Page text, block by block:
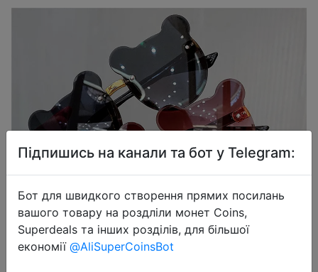
Підпишись на канали та бот у Telegram:
Бот для швидкого створення прямих посилань
вашого товару на роздліли монет Coins,
Superdeals та інших розділів, для більшої
економії @AliSuperCoinsBot